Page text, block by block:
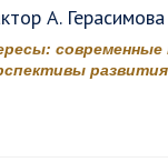
А. Герасимова
современные